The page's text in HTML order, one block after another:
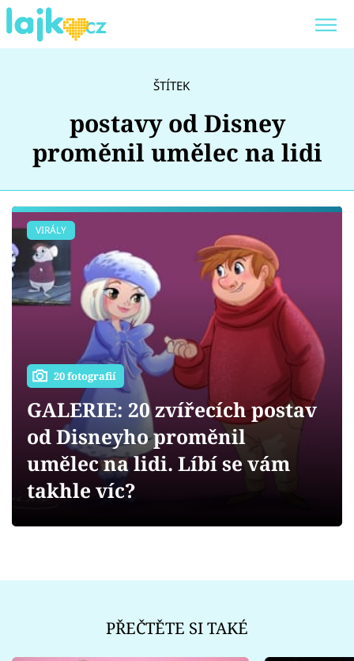
Showbyznys
Youtubeři
Sex a vztahy
Sledujte prima+
Přihlášení
ŠTÍTEK
postavy od Disney
proměnil umělec na lidi
VIRÁLY
20 fotografií
GALERIE: 20 zvířecích postav
od Disneyho proměnil
umělec na lidi. Líbí se vám
takhle víc?
PŘEČTĚTE SI TAKÉ